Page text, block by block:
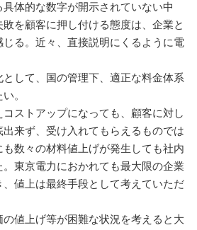
体的な数字が開示されていない中
を顧客に押し付ける態度は、企業と
じる。近々、直接説明にくるように電
して、国の管理下、適正な料金体系
。
ストアップになっても、顧客に対し
来ず、受け入れてもらえるものでは
数々の材料値上げが発生しても社内
東京電力におかれても最大限の企業
値上は最終手段として考えていただ
値上げ等が困難な状況を考えると大